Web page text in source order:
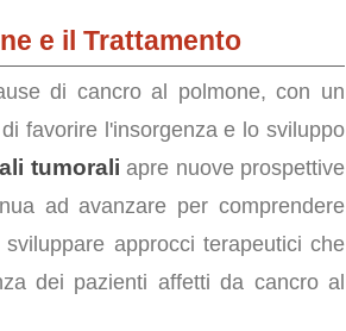
e il Trattamento
di cancro al polmone, con un
favorire l'insorgenza e lo sviluppo
tumorali apre nuove prospettive
ad avanzare per comprendere
approcci terapeutici che
dei pazienti affetti da cancro al